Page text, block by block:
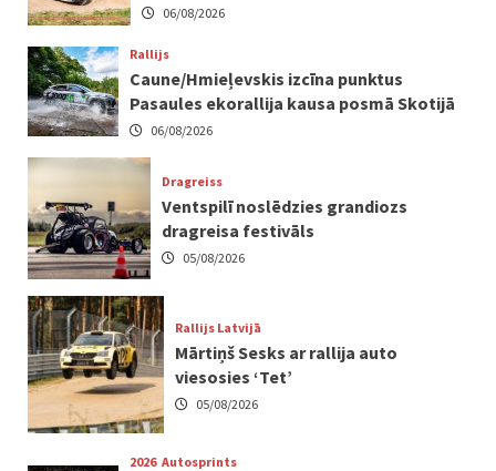
06/08/2026
Rallijs
Caune/Hmieļevskis izcīna punktus
Pasaules ekorallija kausa posmā Skotijā
06/08/2026
Dragreiss
Ventspilī noslēdzies grandiozs
dragreisa festivāls
05/08/2026
Rallijs Latvijā
Mārtiņš Sesks ar rallija auto
viesosies ‘Tet’
05/08/2026
2026 Autosprints